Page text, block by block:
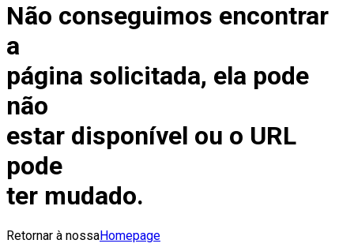
Não conseguimos encontrar
a
página solicitada, ela pode
não
estar disponível ou o URL
pode
ter mudado.
Retornar à nossaHomepage